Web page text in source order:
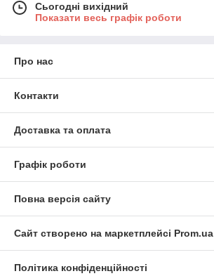
Сьогодні вихідний
Показати весь графік роботи
Про нас
Контакти
Доставка та оплата
Графік роботи
Повна версія сайту
Сайт створено на маркетплейсі Prom.ua
Політика конфіденційності